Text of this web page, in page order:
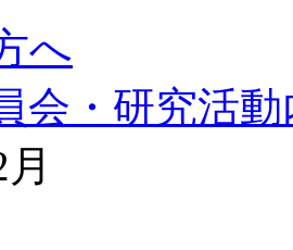
へ
会・研究活